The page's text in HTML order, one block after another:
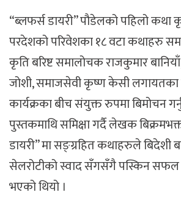
“ब्लफर्स डायरी” पौडेलको पहिलो कथा
परदेशको परिवेशका १८ वटा कथाहरु
कृति बरिष्ट समालोचक राजकुमार
जोशी, समाजसेवी कृष्ण केसी
कार्यक्रका बीच संयुक्त रुपमा बिमोचन
पुस्तकमाथि समिक्षा गर्दै लेखक
डायरी” मा सङ्ग्रहित कथाहरुले बिदेशी
सेलरोटीको स्वाद सँगसँगै पस्किन
भएको थियो ।